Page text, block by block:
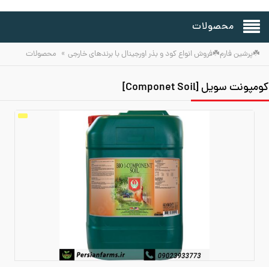
محصولات
☘️پرشین فارم☘️فروش انواع کود و بذر اورجینال با برندهای خارجی » محصولات
کومپونت سویل [Componet Soil]